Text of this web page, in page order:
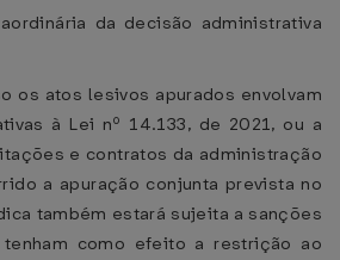
da decisão administrativa
os atos lesivos apurados envolvam
à Lei nº 14.133, de 2021, ou a
e contratos da administração
a apuração conjunta prevista no
também estará sujeita a sanções
tenham como efeito a restrição ao